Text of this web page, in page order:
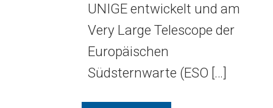
UNIGE entwickelt und am
Very Large Telescope der
Europäischen
Südsternwarte (ESO […]